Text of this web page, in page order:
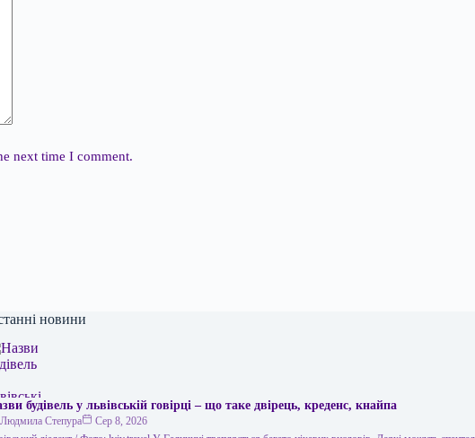
next time I comment.
новини
будівель у львівській говірці – що таке двірець, креденс, кнайпа
Людмила Степура
Сер 8, 2026